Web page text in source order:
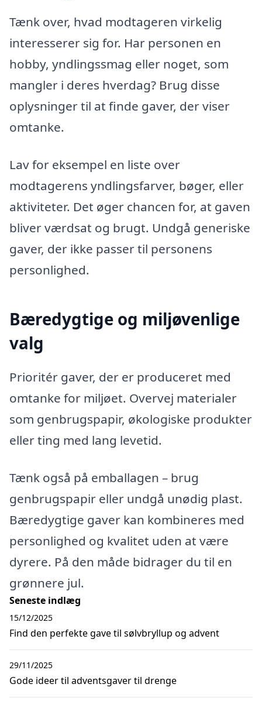
Tænk over, hvad modtageren virkelig
interesserer sig for. Har personen en
hobby, yndlingssmag eller noget, som
mangler i deres hverdag? Brug disse
oplysninger til at finde gaver, der viser
omtanke.
Lav for eksempel en liste over
modtagerens yndlingsfarver, bøger, eller
aktiviteter. Det øger chancen for, at gaven
bliver værdsat og brugt. Undgå generiske
gaver, der ikke passer til personens
personlighed.
Bæredygtige og miljøvenlige
valg
Prioritér gaver, der er produceret med
omtanke for miljøet. Overvej materialer
som genbrugspapir, økologiske produkter
eller ting med lang levetid.
Tænk også på emballagen – brug
genbrugspapir eller undgå unødig plast.
Bæredygtige gaver kan kombineres med
personlighed og kvalitet uden at være
dyrere. På den måde bidrager du til en
grønnere jul.
Seneste indlæg
Find den perfekte gave til sølvbryllup og advent
15/12/2025
Gode ideer til adventsgaver til drenge
29/11/2025